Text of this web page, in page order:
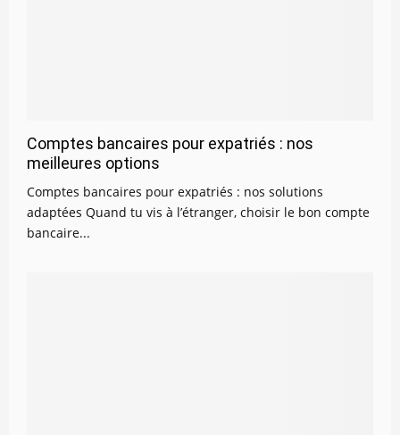
Comptes bancaires pour expatriés : nos
meilleures options
Comptes bancaires pour expatriés : nos solutions
adaptées Quand tu vis à l’étranger, choisir le bon compte
bancaire...